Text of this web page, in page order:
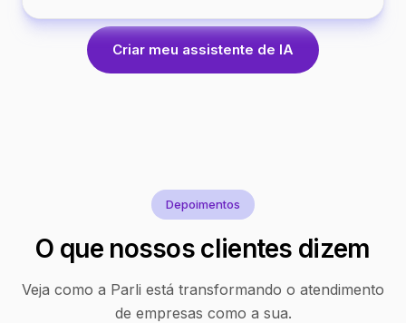
Criar meu assistente de IA
Depoimentos
O que nossos clientes dizem
Veja como a Parli está transformando o atendimento
de empresas como a sua.